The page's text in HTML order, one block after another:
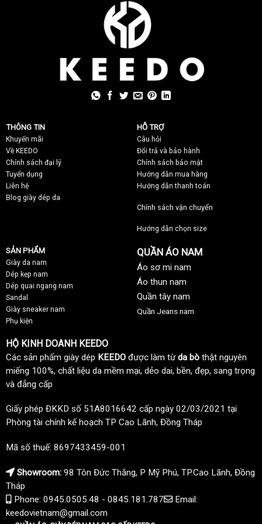
THÔNG TIN
Khuyến mãi
Về KEEDO
Chính sách đại lý
Tuyển dụng
Liên hệ
Blog giày dép da
HỖ TRỢ
Câu hỏi
Đổi trả và bảo hành
Chính sách bảo mật
Hướng dẫn mua hàng
Hướng dẫn thanh toán
Chính sách vận chuyển
Hướng dẫn chọn size
SẢN PHẨM
Giày da nam
Dép kẹp nam
Dép quai ngang nam
Sandal
Giày sneaker nam
Phụ kiện
QUẦN ÁO NAM
Áo sơ mi nam
Áo thun nam
Quần tây nam
Quần Jeans nam
HỘ KINH DOANH KEEDO
Các sản phẩm giày dép KEEDO được làm từda bò thật nguyên
miếng 100%, chất liệu da mềm mại, dẻo dai, bền, đẹp, sang trọng
và đẳng cấp
Giấy phép ĐKKD số 51A8016642 cấp ngày 02/03/2021 tại
Phòng tài chính kế hoạch TP Cao Lãnh, Đồng Tháp
Mã số thuế: 8697433459-001
Showroom: 98 Tôn Đức Thắng, P Mỹ Phú, TP.Cao Lãnh, Đồng
Tháp
Phone: 0945.0505.48 - 0845.181.787
Email:
keedovietnam@gmail.com